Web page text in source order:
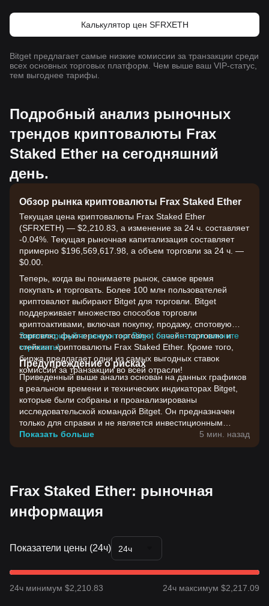
Калькулятор цен SFRXETH
Bitget предлагает самые низкие комиссии за транзакции среди
всех основных торговых платформ. Чем выше ваш VIP-статус,
тем выгоднее тарифы.
Подробный анализ рыночных
трендов криптовалюты Frax
Staked Ether на сегодняшний
день.
Обзор рынка криптовалюты Frax Staked Ether
Текущая цена криптовалюты Frax Staked Ether
(SFRXETH) — $2,210.83, а изменение за 24 ч. составляет
-0.04%. Текущая рыночная капитализация составляет
примерно $196,569,617.98, а объем торговли за 24 ч. —
$0.00.
Теперь, когда вы понимаете рынок, самое время
покупать и торговать. Более 100 млн пользователей
криптовалют выбирают Bitget для торговли. Bitget
поддерживает множество способов торговли
криптоактивами, включая покупку, продажу, спотовую
торговлю, фьючерсную торговлю, ончейн-торговлю и
стейкинг криптовалюты Frax Staked Ether. Кроме того,
биржа предлагает одни из самых выгодных ставок
комиссий за транзакции во всей отрасли!
Зарегистрируйте аккаунт на Bitget бесплатно и начните
торговать!
Предупреждение о рисках
Приведенный выше анализ основан на данных графиков
в реальном времени и технических индикаторах Bitget,
которые были собраны и проанализированы
исследовательской командой Bitget. Он предназначен
только для справки и не является инвестиционным
советом. Цены на криптовалюты отличаются высокой
волатильностью. Принимайте инвестиционные решения
Показать больше 5 мин. назад
Frax Staked Ether: рыночная
информация
Показатели цены (24ч) 24ч
24ч минимум $2,210.83 24ч максимум $2,217.09